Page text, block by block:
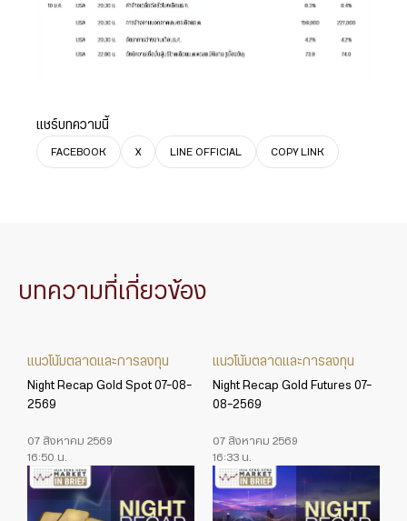
แชร์บทความนี้
FACEBOOK X LINE OFFICIAL COPY LINK
บทความที่เกี่ยวข้อง
แนวโน้มตลาดและการลงทุน
Night Recap Gold Spot 07-08-
2569
07 สิงหาคม 2569
16:50 น.
แนวโน้มตลาดและการลงทุน
Night Recap Gold Futures 07-
08-2569
07 สิงหาคม 2569
16:33 น.